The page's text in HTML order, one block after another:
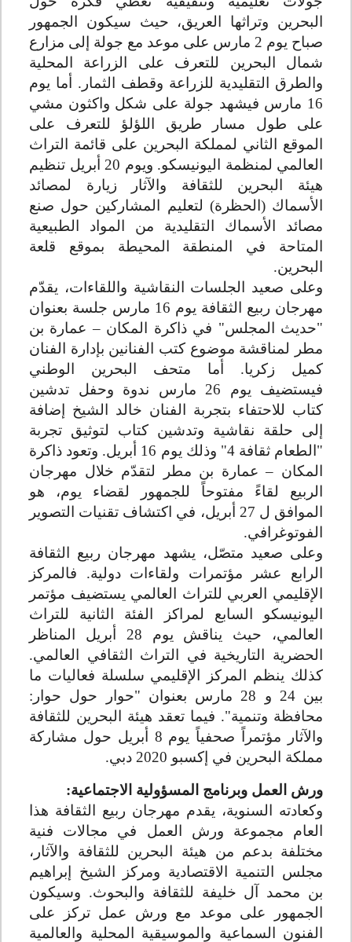
البحرين وتراثها العريق، حيث سيكون الجمهور
صباح يوم 2 مارس على موعد مع جولة إلى مزارع
شمال البحرين للتعرف على الزراعة المحلية
والطرق التقليدية للزراعة وقطف الثمار. أما يوم
16 مارس فيشهد جولة على شكل واكثون مشي
على طول مسار طريق اللؤلؤ للتعرف على
الموقع الثاني لمملكة البحرين على قائمة التراث
العالمي لمنظمة اليونيسكو. ويوم 20 أبريل تنظيم
هيئة البحرين للثقافة والآثار زيارة لمصائد
الأسماك (الحظرة) لتعليم المشاركين حول صنع
مصائد الأسماك التقليدية من المواد الطبيعية
المتاحة في المنطقة المحيطة بموقع قلعة
البحرين.
وعلى صعيد الجلسات النقاشية واللقاءات، يقدّم
مهرجان ربيع الثقافة يوم 16 مارس جلسة بعنوان
"حديث المجلس" في ذاكرة المكان – عمارة بن
مطر لمناقشة موضوع كتب الفنانين بإدارة الفنان
كميل زكريا. أما متحف البحرين الوطني
فيستضيف يوم 26 مارس ندوة وحفل تدشين
كتاب للاحتفاء بتجربة الفنان خالد الشيخ إضافة
إلى حلقة نقاشية وتدشين كتاب لتوثيق تجربة
"الطعام ثقافة 4" وذلك يوم 16 أبريل. وتعود ذاكرة
المكان – عمارة بن مطر لتقدّم خلال مهرجان
الربيع لقاءً مفتوحاً للجمهور لقضاء يوم، هو
الموافق ل 27 أبريل، في اكتشاف تقنيات التصوير
الفوتوغرافي.
وعلى صعيد متصّل، يشهد مهرجان ربيع الثقافة
الرابع عشر مؤتمرات ولقاءات دولية. فالمركز
الإقليمي العربي للتراث العالمي يستضيف مؤتمر
اليونيسكو السابع لمراكز الفئة الثانية للتراث
العالمي، حيث يناقش يوم 28 أبريل المناظر
الحضرية التاريخية في التراث الثقافي العالمي.
كذلك ينظم المركز الإقليمي سلسلة فعاليات ما
بين 24 و 28 مارس بعنوان "حوار حول حوار:
محافظة وتنمية". فيما تعقد هيئة البحرين للثقافة
والآثار مؤتمراً صحفياً يوم 8 أبريل حول مشاركة
مملكة البحرين في إكسبو 2020 دبي
.
ورش العمل وبرنامج المسؤولية الاجتماعية:
وكعادته السنوية، يقدم مهرجان ربيع الثقافة هذا
العام مجموعة ورش العمل في مجالات فنية
مختلفة بدعم من هيئة البحرين للثقافة والآثار،
مجلس التنمية الاقتصادية ومركز الشيخ إبراهيم
بن محمد آل خليفة للثقافة والبحوث. وسيكون
الجمهور على موعد مع ورش عمل تركز على
الفنون السماعية والموسيقية المحلية والعالمية